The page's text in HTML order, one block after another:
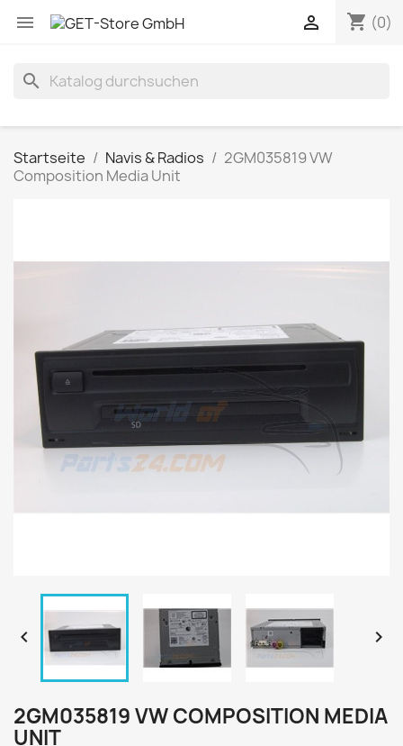
 shopping_cart (0)

search
Startseite Navis & Radios
2GM035819 VW
Composition Media Unit
 
2GM035819 VW COMPOSITION MEDIA
UNIT